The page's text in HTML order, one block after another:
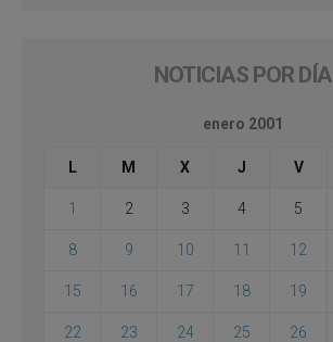
NOTICIAS POR DÍA
enero 2001
L M X J V
1 2 3 4 5
8 9 10 11 12
15 16 17 18 19
22 23 24 25 26